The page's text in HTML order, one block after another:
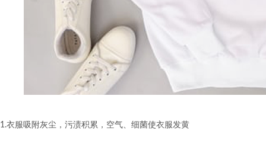
1.衣服吸附灰尘，污渍积累，空气、细菌使衣服发黄